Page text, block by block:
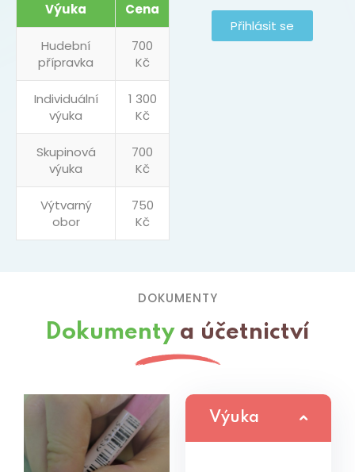
Výuka Cena
Hudební
přípravka
700
Kč
Individuální
výuka
1 300
Kč
Skupinová
výuka
700
Kč
Výtvarný
obor
750
Kč
Přihlásit se
DOKUMENTY
Dokumentya účetnictví
Výuka